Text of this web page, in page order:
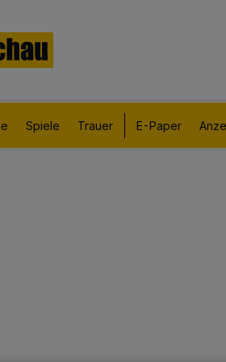
Spiele Trauer E-Paper